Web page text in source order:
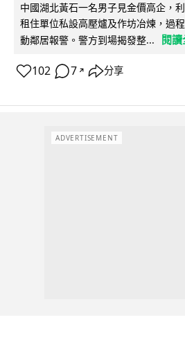
中國湖北黃石一名男子見金價高企，
租住單位私設高壓爐及作坊冶煉，過
動鄰居報警。警方到場揭發整...
閱
102 7 ↗ 分享
ADVERTISEMENT